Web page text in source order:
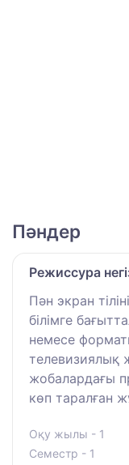
Пәндер
Режиссура
Пән экран
білімге
немесе
телевизиялық
жобалардағы
көп таралған
Оқу жылы - 1
Семестр - 1